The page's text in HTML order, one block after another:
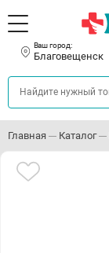
Ваш город:
Благовещенск
Главная Каталог